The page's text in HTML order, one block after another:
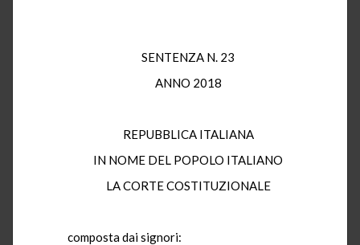
SENTENZA N. 23
ANNO 2018
REPUBBLICA ITALIANA
IN NOME DEL POPOLO ITALIANO
LA CORTE COSTITUZIONALE
composta dai signori: